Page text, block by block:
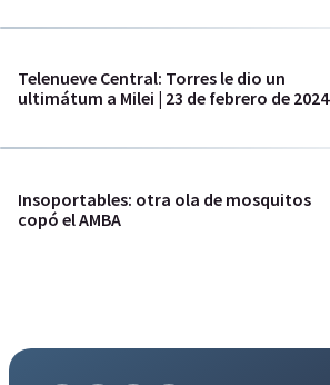
Telenueve Central: Torres le dio un
ultimátum a Milei | 23 de febrero de 2024
Insoportables: otra ola de mosquitos
copó el AMBA